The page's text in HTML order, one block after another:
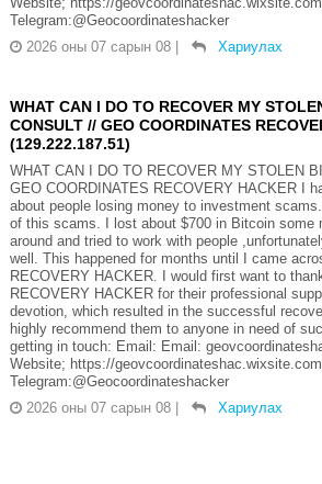
Telegram:@Geocoordinateshacker
2026 оны 07 сарын 08 | Хариулах
WHAT CAN I DO TO RECOVER MY
CONSULT // GEO COORDINATES
(129.222.187.51)
WHAT CAN I DO TO RECOVER MY STOLEN
GEO COORDINATES RECOVERY HACKER I
about people losing money to investment
of this scams. I lost about $700 in Bitcoin some
around and tried to work with people
well. This happened for months until I came
RECOVERY HACKER. I would first want to
RECOVERY HACKER for their professional
devotion, which resulted in the successful
highly recommend them to anyone in need of
getting in touch: Email: Email:
Website; https://
Telegram:@Geocoordinateshacker
2026 оны 07 сарын 08 | Хариулах